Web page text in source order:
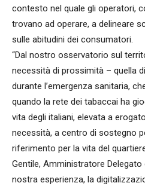
contesto nel quale gli operatori,
trovano ad operare, a delineare
sulle abitudini dei consumatori.
“Dal nostro osservatorio sul
necessità di prossimità – quella
durante l’emergenza sanitaria,
quando la rete dei tabaccai ha
vita degli italiani, elevata a
necessità, a centro di sostegno
riferimento per la vita del
Gentile, Amministratore
nostra esperienza, la